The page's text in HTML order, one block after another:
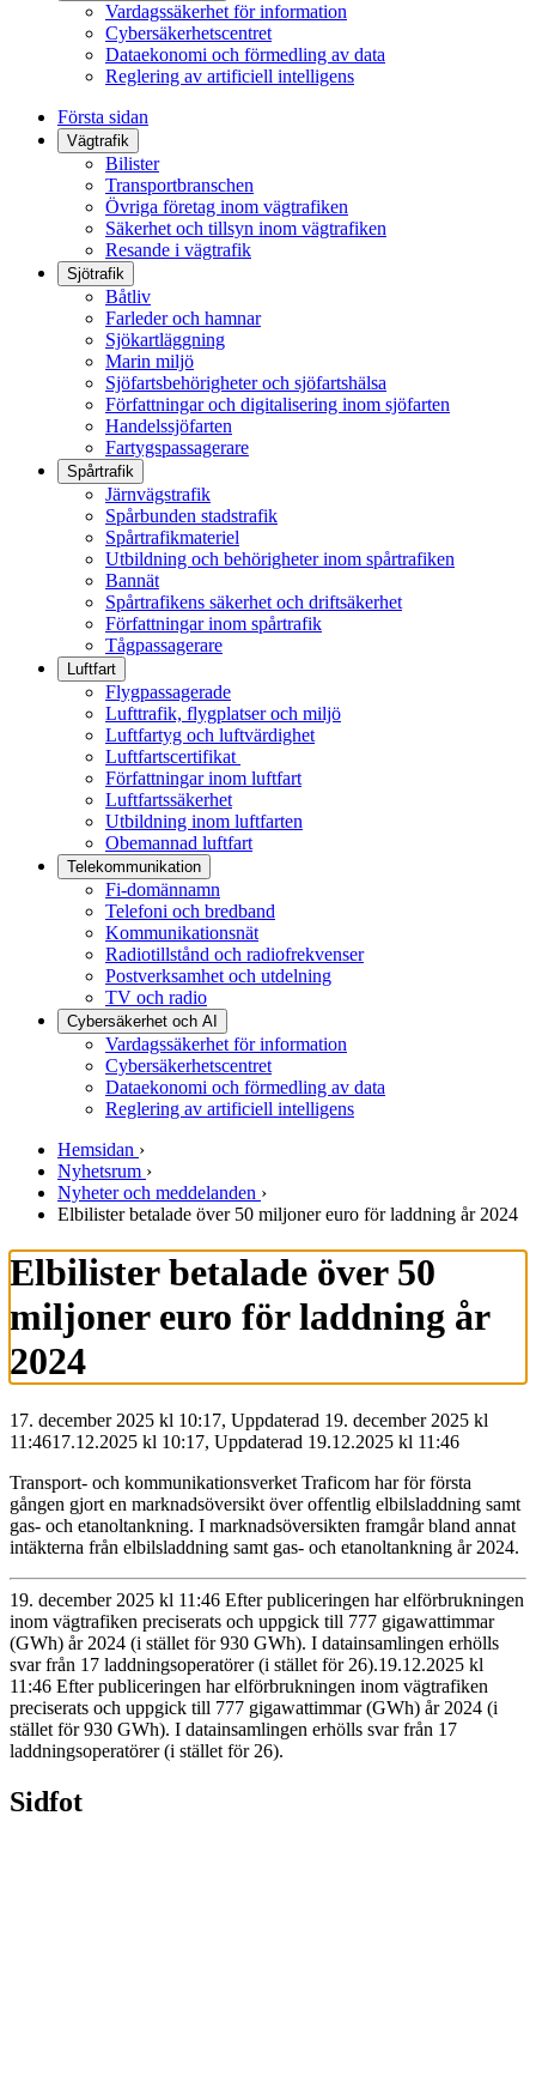
Vardagssäkerhet för information
Cybersäkerhetscentret
Dataekonomi och förmedling av data
Reglering av artificiell intelligens
Första sidan
Vägtrafik
Bilister
Transportbranschen
Övriga företag inom vägtrafiken
Säkerhet och tillsyn inom vägtrafiken
Resande i vägtrafik
Sjötrafik
Båtliv
Farleder och hamnar
Sjökartläggning
Marin miljö
Sjöfartsbehörigheter och sjöfartshälsa
Författningar och digitalisering inom sjöfarten
Handelssjöfarten
Fartygspassagerare
Spårtrafik
Järnvägstrafik
Spårbunden stadstrafik
Spårtrafikmateriel
Utbildning och behörigheter inom spårtrafiken
Bannät
Spårtrafikens säkerhet och driftsäkerhet
Författningar inom spårtrafik
Tågpassagerare
Luftfart
Flygpassagerade
Lufttrafik, flygplatser och miljö
Luftfartyg och luftvärdighet
Luftfartscertifikat
Författningar inom luftfart
Luftfartssäkerhet
Utbildning inom luftfarten
Obemannad luftfart
Telekommunikation
Fi-domännamn
Telefoni och bredband
Kommunikationsnät
Radiotillstånd och radiofrekvenser
Postverksamhet och utdelning
TV och radio
Cybersäkerhet och AI
Vardagssäkerhet för information
Cybersäkerhetscentret
Dataekonomi och förmedling av data
Reglering av artificiell intelligens
Hemsidan ›
Nyhetsrum ›
Nyheter och meddelanden ›
Elbilister betalade över 50 miljoner euro för laddning år 2024
Elbilister betalade över 50
miljoner euro för laddning år
2024
17. december 2025 kl 10:17, Uppdaterad 19. december 2025 kl
11:4617.12.2025 kl 10:17, Uppdaterad 19.12.2025 kl 11:46
Transport- och kommunikationsverket Traficom har för första
gången gjort en marknadsöversikt över offentlig elbilsladdning samt
gas- och etanoltankning. I marknadsöversikten framgår bland annat
intäkterna från elbilsladdning samt gas- och etanoltankning år 2024.
19. december 2025 kl 11:46 Efter publiceringen har elförbrukningen
inom vägtrafiken preciserats och uppgick till 777 gigawattimmar
(GWh) år 2024 (i stället för 930 GWh). I datainsamlingen erhölls
svar från 17 laddningsoperatörer (i stället för 26).19.12.2025 kl
11:46 Efter publiceringen har elförbrukningen inom vägtrafiken
preciserats och uppgick till 777 gigawattimmar (GWh) år 2024 (i
stället för 930 GWh). I datainsamlingen erhölls svar från 17
laddningsoperatörer (i stället för 26).
Sidfot